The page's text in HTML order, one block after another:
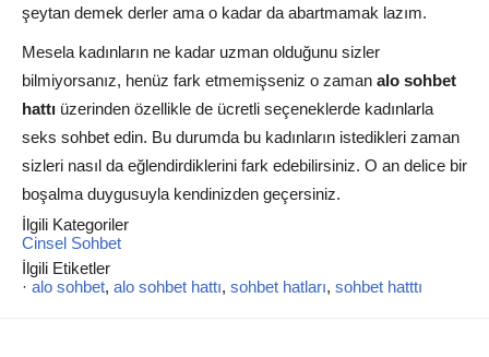
şeytan demek derler ama o kadar da abartmamak lazım.
Mesela kadınların ne kadar uzman olduğunu sizler
bilmiyorsanız, henüz fark etmemişseniz o zaman alo sohbet
hattı üzerinden özellikle de ücretli seçeneklerde kadınlarla
seks sohbet edin. Bu durumda bu kadınların istedikleri zaman
sizleri nasıl da eğlendirdiklerini fark edebilirsiniz. O an delice bir
boşalma duygusuyla kendinizden geçersiniz.
İlgili Kategoriler
Cinsel Sohbet
İlgili Etiketler
· alo sohbet, alo sohbet hattı, sohbet hatları, sohbet hatttı